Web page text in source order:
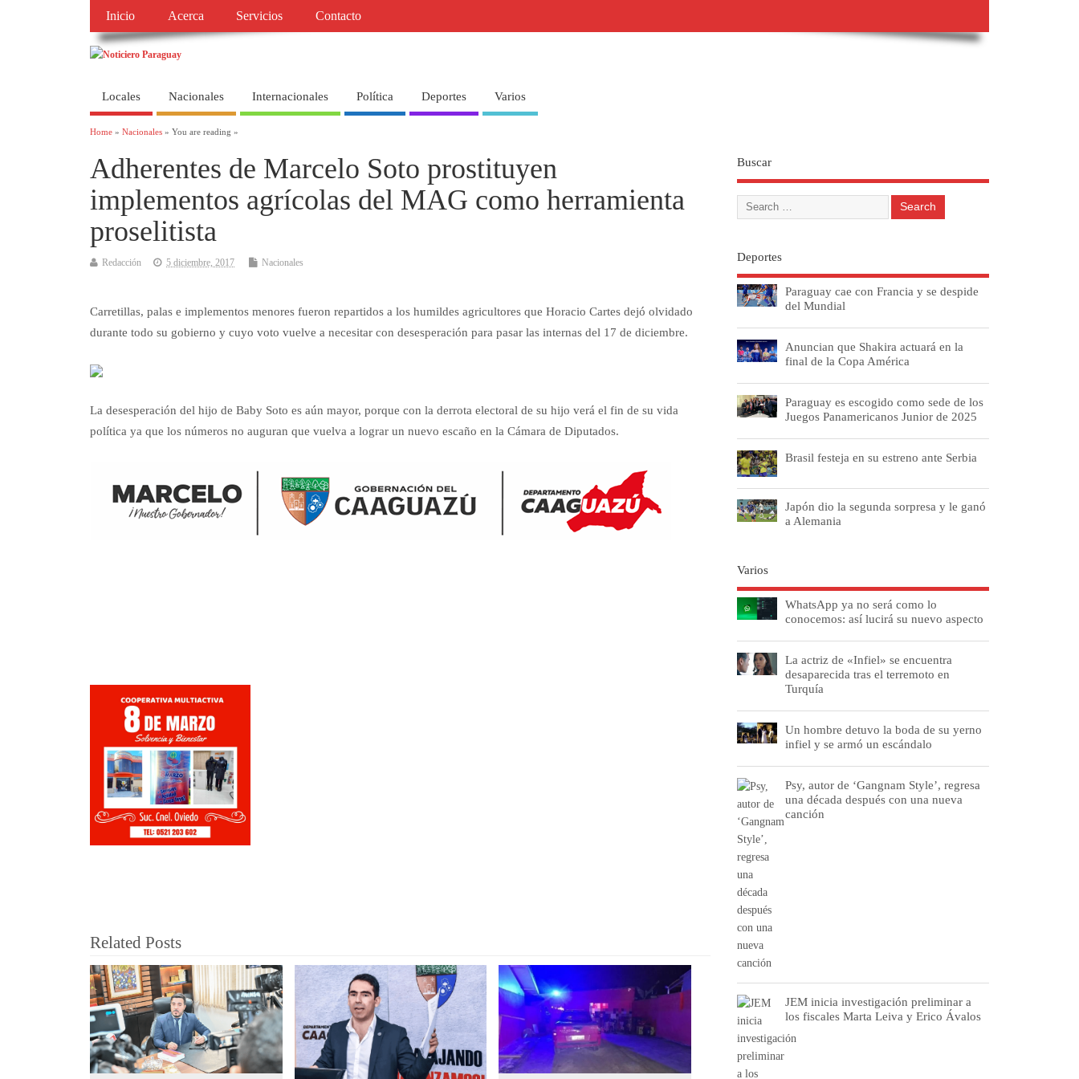
Inicio Acerca Servicios Contacto
Locales Nacionales Internacionales Política Deportes Varios
Home » Nacionales » You are reading »
Adherentes de Marcelo Soto prostituyen
implementos agrícolas del MAG como herramienta
proselitista
Redacción 5 diciembre, 2017 Nacionales
Carretillas, palas e implementos menores fueron repartidos a los humildes agricultores que Horacio Cartes dejó olvidado
durante todo su gobierno y cuyo voto vuelve a necesitar con desesperación para pasar las internas del 17 de diciembre.
La desesperación del hijo de Baby Soto es aún mayor, porque con la derrota electoral de su hijo verá el fin de su vida
política ya que los números no auguran que vuelva a lograr un nuevo escaño en la Cámara de Diputados.
Related Posts
Buscar
Deportes
Paraguay cae con Francia y se despide
del Mundial
Anuncian que Shakira actuará en la
final de la Copa América
Paraguay es escogido como sede de los
Juegos Panamericanos Junior de 2025
Brasil festeja en su estreno ante Serbia
Japón dio la segunda sorpresa y le ganó
a Alemania
Varios
WhatsApp ya no será como lo
conocemos: así lucirá su nuevo aspecto
La actriz de «Infiel» se encuentra
desaparecida tras el terremoto en
Turquía
Un hombre detuvo la boda de su yerno
infiel y se armó un escándalo
Psy, autor de ‘Gangnam Style’, regresa
una década después con una nueva
canción
JEM inicia investigación preliminar a
los fiscales Marta Leiva y Erico Ávalos